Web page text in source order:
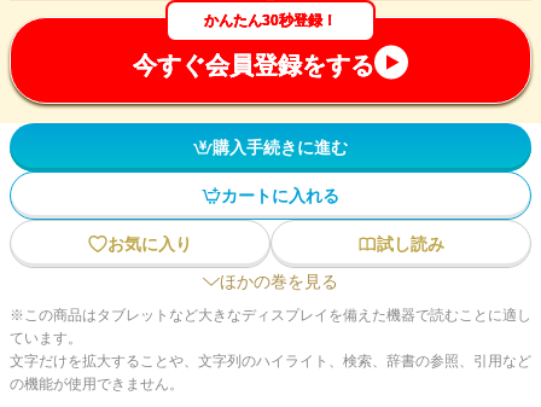
かんたん30秒登録！
今すぐ会員登録をする
購入手続きに進む
カートに入れる
お気に入り
試し読み
ほかの巻を見る
※この商品はタブレットなど大きなディスプレイを備えた機器で読むことに適し
ています。
文字だけを拡大することや、文字列のハイライト、検索、辞書の参照、引用など
の機能が使用できません。